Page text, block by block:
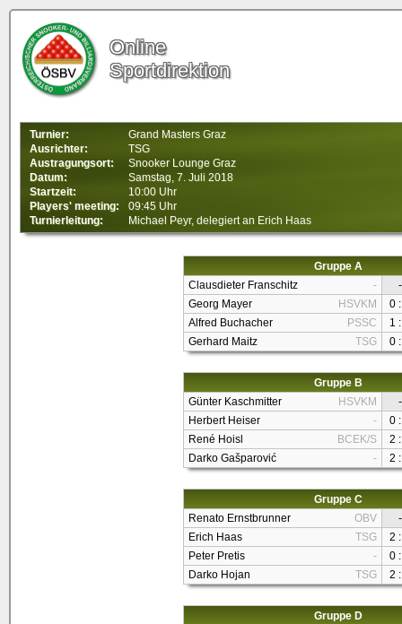
Online
Sportdirektion
Turnier:
Grand Masters Graz
Ausrichter:
TSG
Austragungsort:
Snooker Lounge Graz
Datum:
Samstag, 7. Juli 2018
Startzeit:
10:00 Uhr
Players' meeting:
09:45 Uhr
Turnierleitung:
Michael Peyr, delegiert an Erich Haas
Gruppe A
Clausdieter Franschitz
-
-
Georg Mayer
HSVKM
0
Alfred Buchacher
PSSC
1
Gerhard Maitz
TSG 0
Gruppe B
Günter Kaschmitter
HSVKM
-
Herbert Heiser
-
0
René Hoisl
BCEK/S
2
Darko Gašparović
- 2
Gruppe C
Renato Ernstbrunner
OBV
-
Erich Haas
TSG
2
Peter Pretis
-
0
Darko Hojan
TSG 2
Gruppe D